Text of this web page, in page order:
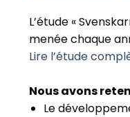
L’étude «
menée chaque
Lire l’étude
Nous avons
Le